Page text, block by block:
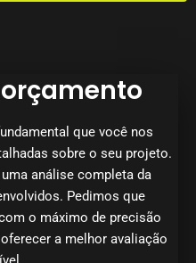
que você nos
sobre o seu projeto.
análise completa da
Pedimos que
o máximo de precisão
a melhor avaliação